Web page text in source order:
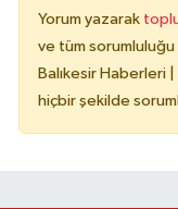
Yorum yazarak
ve tüm
Balıkesir Haberleri
hiçbir şekilde